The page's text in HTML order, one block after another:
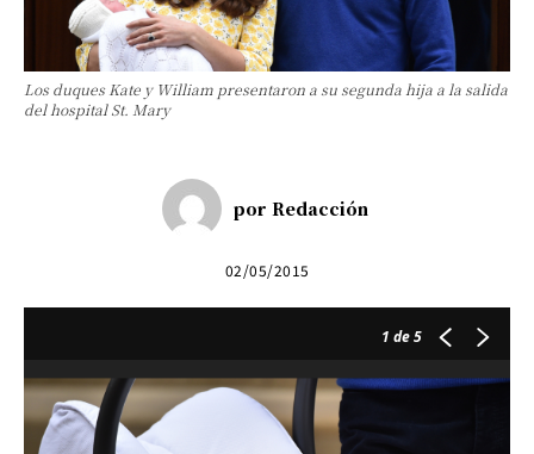
Los duques Kate y William presentaron a su segunda hija a la salida
del hospital St. Mary
por Redacción
02/05/2015
1 de 5